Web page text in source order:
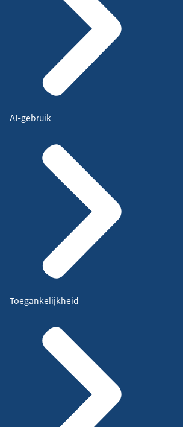
AI-gebruik
Toegankelijkheid